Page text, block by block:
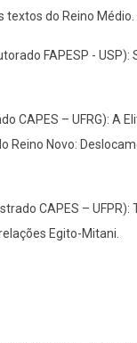
textos do Reino Médio.
FAPESP - USP):
CAPES – UFRG): A
Reino Novo:
CAPES –
Egito-Mitani.